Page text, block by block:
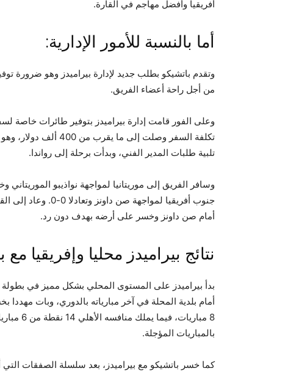
أفريقيا وأفضل مهاجم في القارة.
أما بالنسبة للأمور الإدارية:
وتقدم باتشيكو بطلب جديد لإدارة بيراميدز وهو ضرورة
من أجل راحة أعضاء الفريق.
وعلى الفور قامت إدارة بيراميدز بتوفير طائرات خاصة
تكلفة السفر وصلت إلى
تلبية طلبات المدير الفني، وبدأت برحلة إلى رواندا.
وسافر الفريق إلى موريتانيا لمواجهة نواذيبو
جنوب أفريقيا
أمام صن داونز وخسر على أرضه بهدف دون رد.
نتائج بيراميدز محليا وإفريقيا مع
بدأ بيراميدز على المستوى المحلي بشكل مميز في
8
بالمباريات المؤجلة.
كما خسر باتشيكو مع بيراميدز، بعد سلسلة الصفقات